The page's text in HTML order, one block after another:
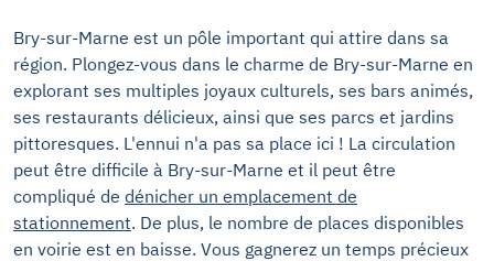
Bry-sur-Marne est un pôle important qui attire dans sa
région. Plongez-vous dans le charme de Bry-sur-Marne en
explorant ses multiples joyaux culturels, ses bars animés,
ses restaurants délicieux, ainsi que ses parcs et jardins
pittoresques. L'ennui n'a pas sa place ici ! La circulation
peut être difficile à Bry-sur-Marne et il peut être
compliqué de dénicher un emplacement de
stationnement. De plus, le nombre de places disponibles
en voirie est en baisse. Vous gagnerez un temps précieux